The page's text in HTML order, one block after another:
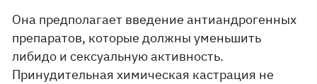
Она предполагает введение антиандрогенных
препаратов, которые должны уменьшить
либидо и сексуальную активность.
Принудительная химическая кастрация не